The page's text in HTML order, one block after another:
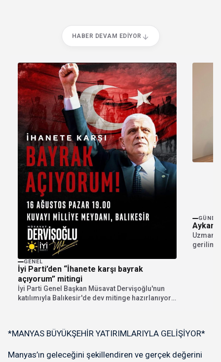
HABER DEVAM EDIYOR
GENEL
İyi Parti’den “İhanete karşı bayrak
açıyorum” mitingi
İyi Parti Genel Başkan Müsavat Dervişoğlu'nun
katılımıyla Balıkesir'de dev mitinge hazırlanıyor.
Aykan:
gerilimi
*MANYAS BÜYÜKŞEHİR YATIRIMLARIYLA GELİŞİYOR*
Manyas’ın geleceğini şekillendiren ve gerçek değerini